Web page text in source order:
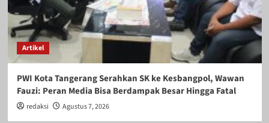
Artikel
PWI Kota Tangerang Serahkan SK ke Kesbangpol, Wawan
Fauzi: Peran Media Bisa Berdampak Besar Hingga Fatal
redaksi Agustus 7, 2026